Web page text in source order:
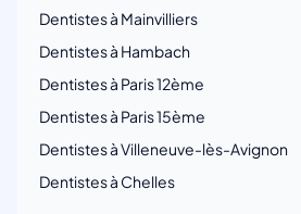
Dentistes à Mainvilliers
Dentistes à Hambach
Dentistes à Paris 12ème
Dentistes à Paris 15ème
Dentistes à Villeneuve-lès-Avignon
Dentistes à Chelles